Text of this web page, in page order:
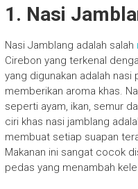
1. Nasi
Nasi Jamblang adalah salah
Cirebon yang terkenal
yang digunakan adalah nasi
memberikan aroma khas.
seperti ayam, ikan, semur
ciri khas nasi jamblang
membuat setiap suapan
Makanan ini sangat cocok
pedas yang menambah